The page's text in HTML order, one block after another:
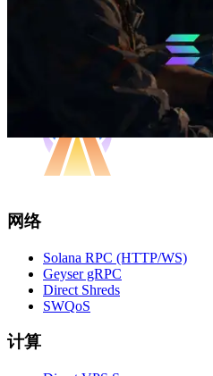
网络
Solana RPC (HTTP/WS)
Geyser gRPC
Direct Shreds
SWQoS
计算